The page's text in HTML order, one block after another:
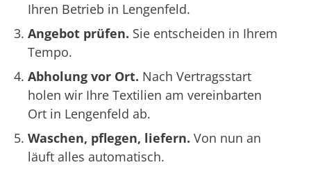
Ihren Betrieb in Lengenfeld.
Angebot prüfen. Sie entscheiden in Ihrem
Tempo.
Abholung vor Ort. Nach Vertragsstart
holen wir Ihre Textilien am vereinbarten
Ort in Lengenfeld ab.
Waschen, pflegen, liefern. Von nun an
läuft alles automatisch.